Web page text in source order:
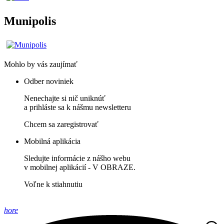
Munipolis
Mohlo by vás zaujímať
Odber noviniek
Nenechajte si nič uniknúť
a prihláste sa k nášmu newsletteru
Chcem sa zaregistrovať
Mobilná aplikácia
Sledujte informácie z nášho webu
v mobilnej aplikácií - V OBRAZE.
Voľne k stiahnutiu
hore